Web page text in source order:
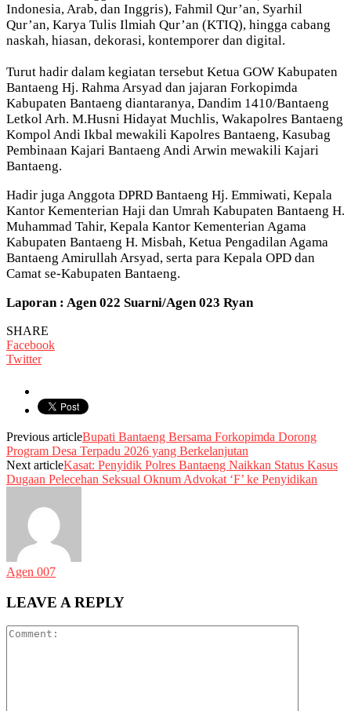
Indonesia, Arab, dan Inggris), Fahmil Qur’an, Syarhil
Qur’an, Karya Tulis Ilmiah Qur’an (KTIQ), hingga cabang
naskah, hiasan, dekorasi, kontemporer dan digital.
Turut hadir dalam kegiatan tersebut Ketua GOW Kabupaten
Bantaeng Hj. Rahma Arsyad dan jajaran Forkopimda
Kabupaten Bantaeng diantaranya, Dandim 1410/Bantaeng
Letkol Arh. M.Husni Hidayat Muchlis, Wakapolres Bantaeng
Kompol Andi Ikbal mewakili Kapolres Bantaeng, Kasubag
Pembinaan Kajari Bantaeng Andi Arwin mewakili Kajari
Bantaeng.
Hadir juga Anggota DPRD Bantaeng Hj. Emmiwati, Kepala
Kantor Kementerian Haji dan Umrah Kabupaten Bantaeng H.
Muhammad Tahir, Kepala Kantor Kementerian Agama
Kabupaten Bantaeng H. Misbah, Ketua Pengadilan Agama
Bantaeng Amirullah Arsyad, serta para Kepala OPD dan
Camat se-Kabupaten Bantaeng.
Laporan : Agen 022 Suarni/Agen 023 Ryan
SHARE
Facebook
Twitter
Previous articleBupati Bantaeng Bersama Forkopimda Dorong
Program Desa Terpadu 2026 yang Berkelanjutan
Next articleKasat: Penyidik Polres Bantaeng Naikkan Status Kasus
Dugaan Pelecehan Seksual Oknum Advokat ‘F’ ke Penyidikan
Agen 007
LEAVE A REPLY